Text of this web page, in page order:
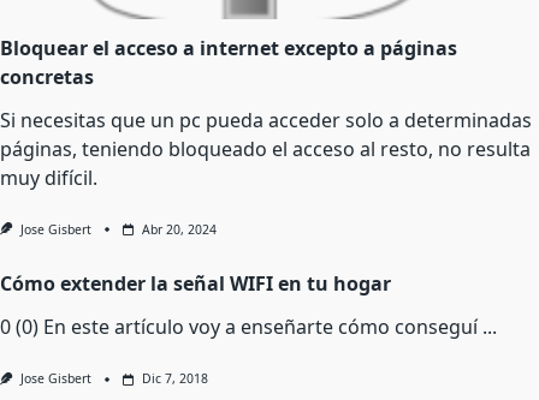
Bloquear el acceso a internet excepto a páginas
concretas
Si necesitas que un pc pueda acceder solo a determinadas
páginas, teniendo bloqueado el acceso al resto, no resulta
muy difícil.
Jose Gisbert Abr 20, 2024
Cómo extender la señal WIFI en tu hogar
0 (0) En este artículo voy a enseñarte cómo conseguí ...
Jose Gisbert Dic 7, 2018